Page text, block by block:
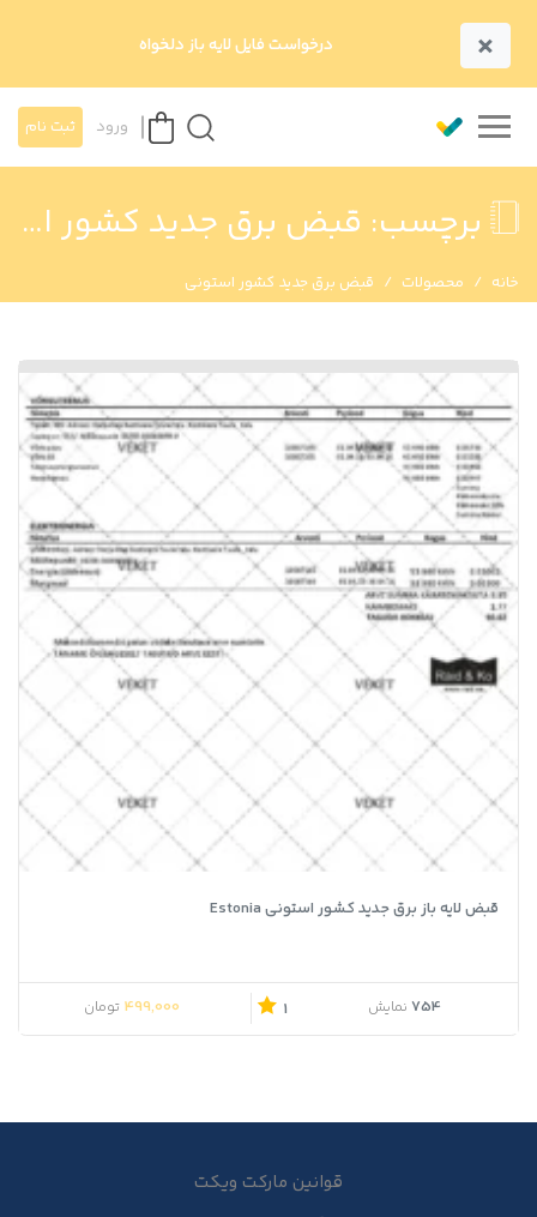
× درخواست فایل لایه باز دلخواه
ورود ثبت نام
برچسب: قبض برق جدید کشور استونی
خانه محصولات قبض برق جدید کشور استونی
قبض لایه باز برق جدید کشور استونی Estonia
754 نمایش 1
499,000 تومان
قوانین مارکت ویکت